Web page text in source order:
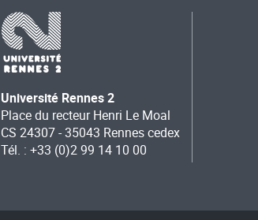
Université Rennes 2
Place du recteur Henri Le Moal
CS 24307 - 35043 Rennes cedex
Tél. : +33 (0)2 99 14 10 00